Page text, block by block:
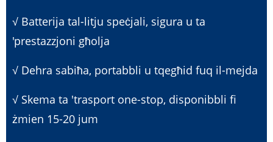
√ Batterija tal-litju speċjali, sigura u ta
'prestazzjoni għolja
√ Dehra sabiħa, portabbli u tqegħid fuq il-mejda
√ Skema ta 'trasport one-stop, disponibbli fi
żmien 15-20 jum